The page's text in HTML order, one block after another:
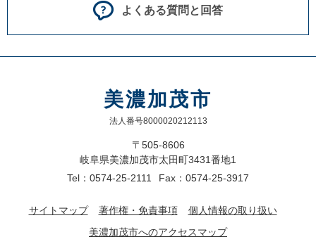
よくある質問と回答
美濃加茂市
法人番号8000020212113
〒505-8606
岐阜県美濃加茂市太田町3431番地1
Tel：0574-25-2111
Fax：0574-25-3917
サイトマップ 著作権・免責事項
個人情報の取り扱い
美濃加茂市へのアクセスマップ